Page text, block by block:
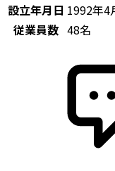
設立年月日 1992年4
従業員数 48名